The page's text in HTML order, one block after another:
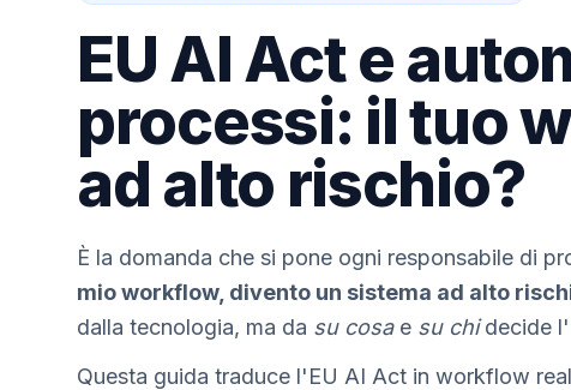
EU AI Act e
processi: il tuo
ad alto rischio?
È la domanda che si pone ogni responsabile di
mio workflow, divento un sistema ad alto
dalla tecnologia, ma da su cosae su chidecide
Questa guida traduce l'EU AI Act in workflow